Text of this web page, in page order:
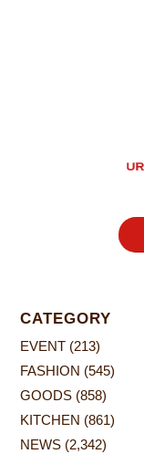
CATEGORY
EVENT (213)
FASHION (545)
GOODS (858)
KITCHEN (861)
NEWS (2,342)